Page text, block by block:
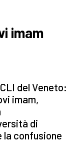
imam
del Veneto:
imam,
di
la confusione